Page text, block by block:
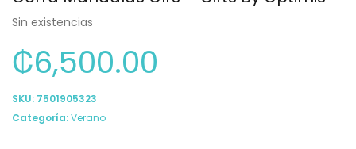
Sin existencias
₡6,500.00
SKU: 7501905323
Categoría:Verano